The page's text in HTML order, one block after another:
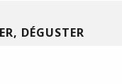
DÉGUSTER